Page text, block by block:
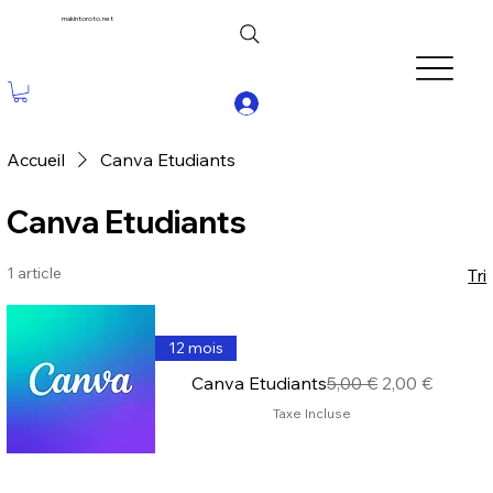
makintoroto.net
Accueil Canva Etudiants
Canva Etudiants
1 article Tri
12 mois
Canva EtudiantsPrix original
5,00 € Prix
2,00 €
Taxe Incluse